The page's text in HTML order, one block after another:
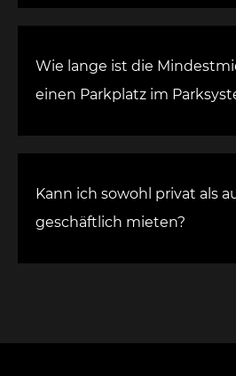
Wie lange ist die
einen Parkplatz im
Kann ich sowohl privat als
geschäftlich mieten?